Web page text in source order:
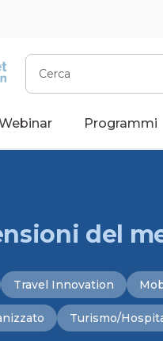
Cerca
Programmi
del
Travel Innovation
Turismo/